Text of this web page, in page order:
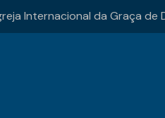
Internacional da Graça de